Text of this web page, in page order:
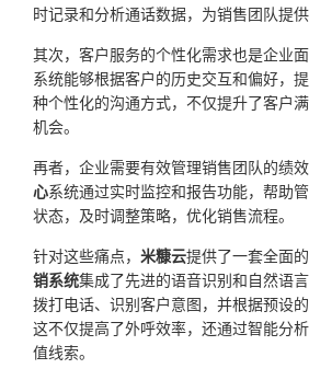
时记录和分析通话数据，为销售团队提供
其次，客户服务的个性化需求也是企业面
系统能够根据客户的历史交互和偏好，
种个性化的沟通方式，不仅提升了客户
机会。
再者，企业需要有效管理销售团队的绩效
心系统通过实时监控和报告功能，帮助
状态，及时调整策略，优化销售流程。
针对这些痛点， 米糠云提供了一套全面
销系统集成了先进的语音识别和自然语
拨打电话、识别客户意图，并根据预设的
这不仅提高了外呼效率，还通过智能分
值线索。